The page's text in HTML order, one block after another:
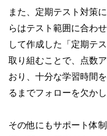
また、定期テスト対策
らはテスト範囲に合わ
して作成した「定期テ
取り組むことで、点数
おり、十分な学習時間
るまでフォローを欠かし
その他にもサポート体